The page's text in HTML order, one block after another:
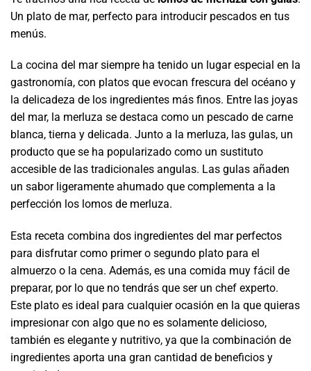
Un plato de mar, perfecto para introducir pescados en tus
menús.
La cocina del mar siempre ha tenido un lugar especial en la
gastronomía, con platos que evocan frescura del océano y
la delicadeza de los ingredientes más finos. Entre las joyas
del mar, la merluza se destaca como un pescado de carne
blanca, tierna y delicada. Junto a la merluza, las gulas, un
producto que se ha popularizado como un sustituto
accesible de las tradicionales angulas. Las gulas añaden
un sabor ligeramente ahumado que complementa a la
perfección los lomos de merluza.
Esta receta combina dos ingredientes del mar perfectos
para disfrutar como primer o segundo plato para el
almuerzo o la cena. Además, es una comida muy fácil de
preparar, por lo que no tendrás que ser un chef experto.
Este plato es ideal para cualquier ocasión en la que quieras
impresionar con algo que no es solamente delicioso,
también es elegante y nutritivo, ya que la combinación de
ingredientes aporta una gran cantidad de beneficios y